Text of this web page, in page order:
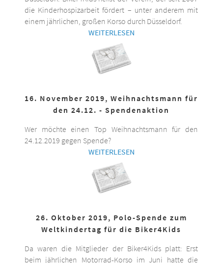
die Kinderhospizarbeit fördert – unter anderem mit
einem jährlichen, großen Korso durch Düsseldorf.
WEITERLESEN
16. November 2019, Weihnachtsmann für
den 24.12. - Spendenaktion
Wer möchte einen Top Weihnachtsmann für den
24.12.2019 gegen Spende?
WEITERLESEN
26. Oktober 2019, Polo-Spende zum
Weltkindertag für die Biker4Kids
Da waren die Mitglieder der Biker4Kids platt: Erst
beim jährlichen Motorrad-Korso im Juni hatte die